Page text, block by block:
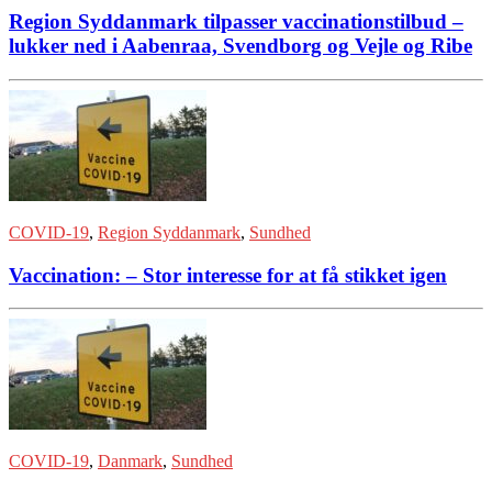
Region Syddanmark tilpasser vaccinationstilbud –
lukker ned i Aabenraa, Svendborg og Vejle og Ribe
COVID-19, Region Syddanmark, Sundhed
Vaccination: – Stor interesse for at få stikket igen
COVID-19, Danmark, Sundhed